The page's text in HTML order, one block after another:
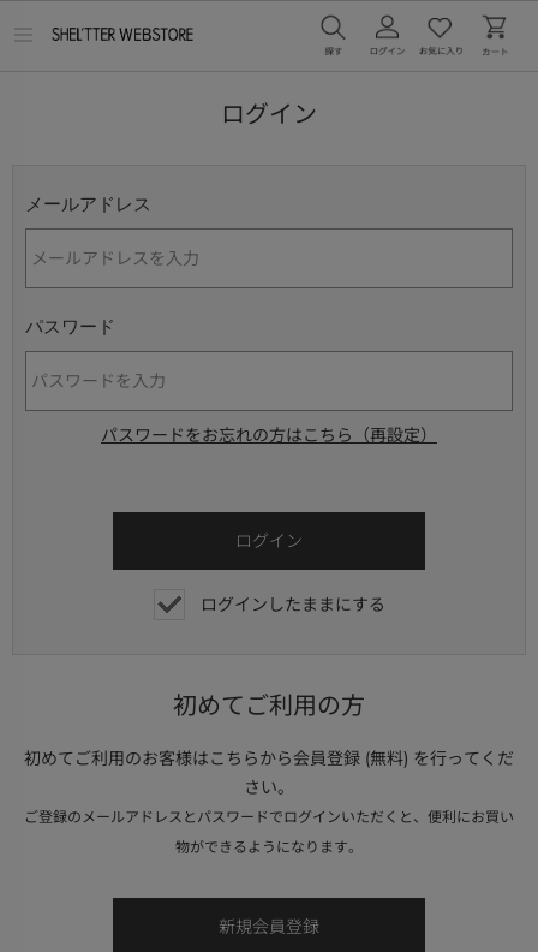
ログイン
メールアドレス
パスワード
パスワードをお忘れの方はこちら（再設定）
ログインしたままにする
初めてご利用の方
初めてご利用のお客様はこちらから会員登録 (無料) を行ってくだ
さい。
ご登録のメールアドレスとパスワードでログインいただくと、便利にお買い
物ができるようになります。